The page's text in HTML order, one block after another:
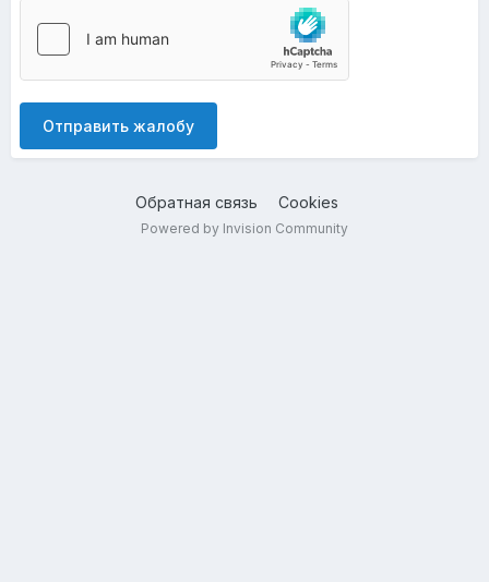
Отправить жалобу
Обратная связь Cookies
Powered by Invision Community